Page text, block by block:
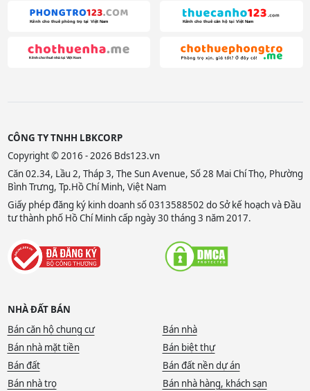
CÔNG TY TNHH LBKCORP
Copyright © 2016 - 2026 Bds123.vn
Căn 02.34, Lầu 2, Tháp 3, The Sun Avenue, Số 28 Mai Chí Thọ, Phường
Bình Trưng, Tp.Hồ Chí Minh, Việt Nam
Giấy phép đăng ký kinh doanh số 0313588502 do Sở kế hoạch và Đầu
tư thành phố Hồ Chí Minh cấp ngày 30 tháng 3 năm 2017.
NHÀ ĐẤT BÁN
Bán căn hộ chung cư
Bán nhà
Bán nhà mặt tiền
Bán biệt thự
Bán đất
Bán đất nền dự án
Bán nhà trọ
Bán nhà hàng, khách sạn